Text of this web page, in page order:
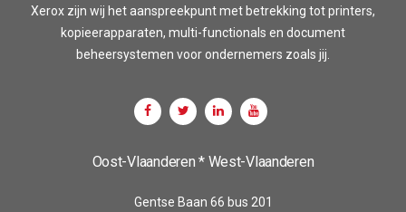
Xerox zijn wij het aanspreekpunt met betrekking tot printers,
kopieerapparaten, multi-functionals en document
beheersystemen voor ondernemers zoals jij.
Oost-Vlaanderen * West-Vlaanderen
Gentse Baan 66 bus 201